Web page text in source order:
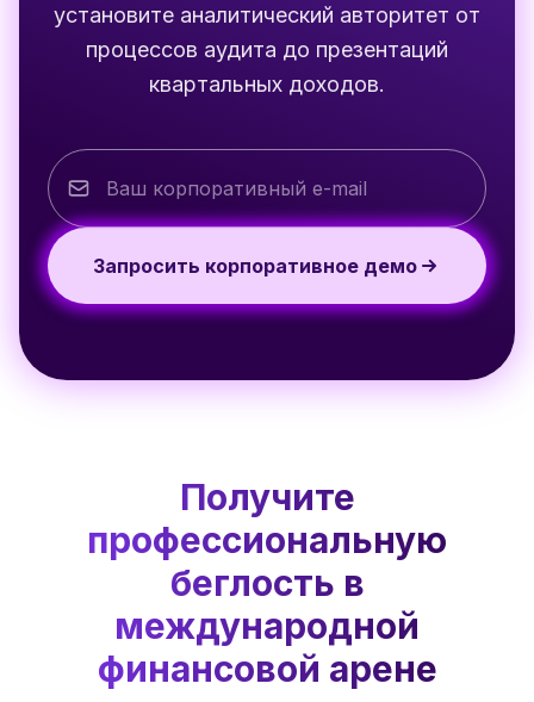
установите аналитический авторитет от
процессов аудита до презентаций
квартальных доходов.
Запросить корпоративное демо
Получите
профессиональную
беглость в
международной
финансовой арене